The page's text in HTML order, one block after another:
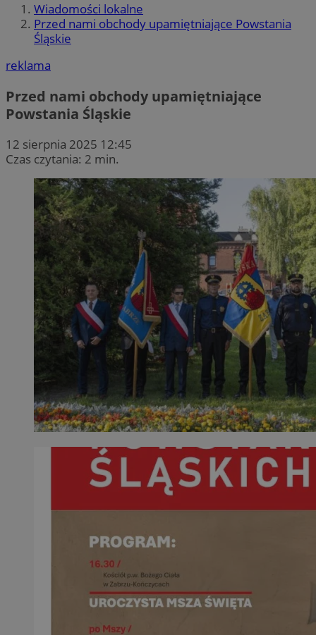
Wiadomości lokalne
Przed nami obchody upamiętniające Powstania
Śląskie
reklama
Przed nami obchody upamiętniające
Powstania Śląskie
12 sierpnia 2025 12:45
Czas czytania: 2 min.